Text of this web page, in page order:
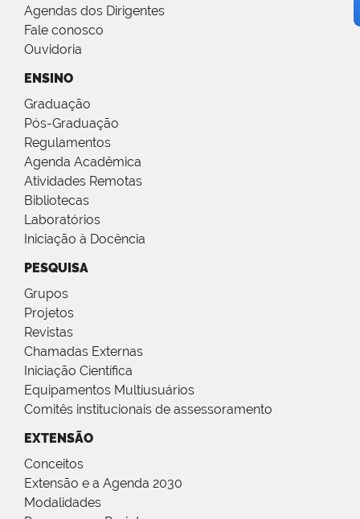
Agendas dos Dirigentes
Fale conosco
Ouvidoria
ENSINO
Graduação
Pós-Graduação
Regulamentos
Agenda Acadêmica
Atividades Remotas
Bibliotecas
Laboratórios
Iniciação à Docência
PESQUISA
Grupos
Projetos
Revistas
Chamadas Externas
Iniciação Científica
Equipamentos Multiusuários
Comitês institucionais de assessoramento
EXTENSÃO
Conceitos
Extensão e a Agenda 2030
Modalidades